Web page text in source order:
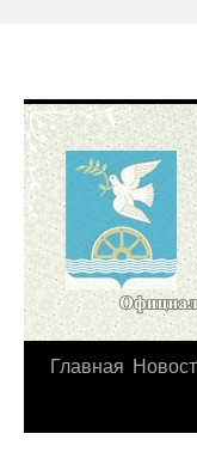
Перейти
Главная